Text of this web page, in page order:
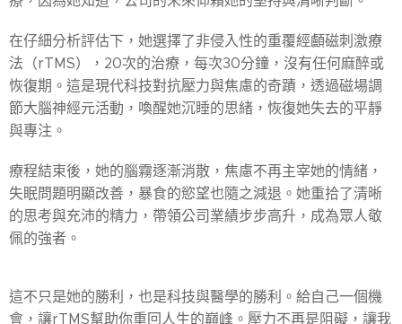
在仔細分析評估下，她選擇了非侵入性的重覆經顱磁刺激療
法（rTMS），20次的治療，每次30分鐘，沒有任何麻醉或
恢復期。這是現代科技對抗壓力與焦慮的奇蹟，透過磁場調
節大腦神經元活動，喚醒她沉睡的思緒，恢復她失去的平靜
與專注。
療程結束後，她的腦霧逐漸消散，焦慮不再主宰她的情緒，
失眠問題明顯改善，暴食的慾望也隨之減退。她重拾了清晰
的思考與充沛的精力，帶領公司業績步步高升，成為眾人敬
佩的強者。
這不只是她的勝利，也是科技與醫學的勝利。給自己一個機
會，讓rTMS幫助你重回人生的巔峰。壓力不再是阻礙，讓我